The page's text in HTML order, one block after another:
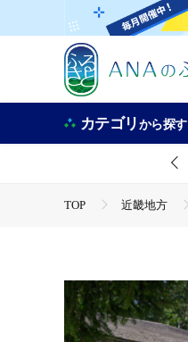
カテゴリから探す
TOP 近畿地方